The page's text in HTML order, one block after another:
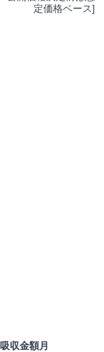
定価格ベース]
収金額月